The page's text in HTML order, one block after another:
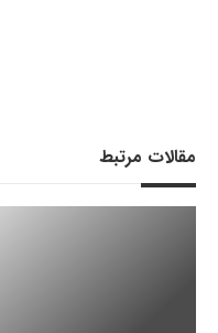
مقالات مرتبط